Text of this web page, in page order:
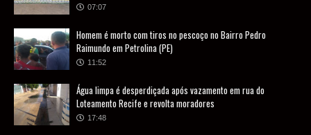
07:07
Homem é morto com tiros no pescoço no Bairro Pedro
Raimundo em Petrolina (PE)
11:52
Água limpa é desperdiçada após vazamento em rua do
Loteamento Recife e revolta moradores
17:48